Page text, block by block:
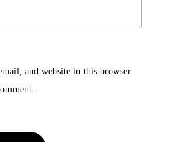
and website in this browser